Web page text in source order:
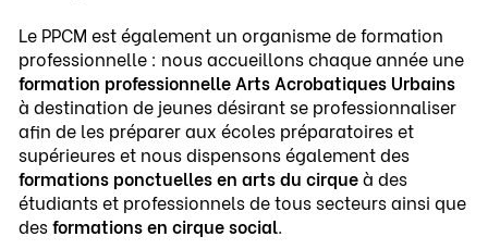
Le PPCM est également un organisme de formation
professionnelle : nous accueillons chaque année une
formation professionnelle Arts Acrobatiques Urbains
à destination de jeunes désirant se professionnaliser
afin de les préparer aux écoles préparatoires et
supérieures et nous dispensons également des
formations ponctuelles en arts du cirqueà des
étudiants et professionnels de tous secteurs ainsi que
desformations en cirque social.